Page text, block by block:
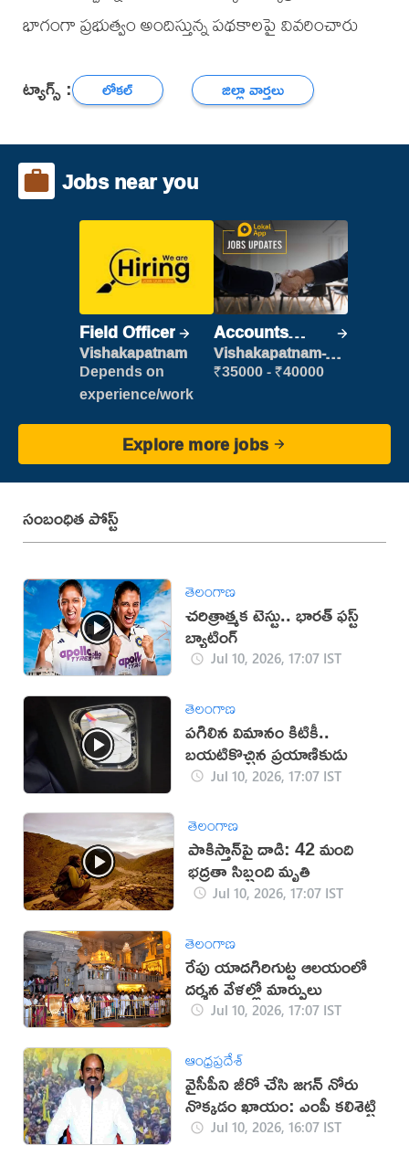
భాగంగా ప్రభుత్వం అందిస్తున్న పథకాలపై వివరించారు
ట్యాగ్స్ : లోకల్ జిల్లా వార్తలు
Jobs near you
Field Officer
Vishakapatnam
Depends on
experience/work
Accounts
Clerk
Vishakapatnam-
new
₹35000 - ₹40000
Explore more jobs
సంబంధిత పోస్ట్
తెలంగాణ
చరిత్రాత్మక టెస్టు.. భారత్‌ ఫస్ట్‌
బ్యాటింగ్‌
Jul 10, 2026, 17:07 IST
తెలంగాణ
పగిలిన విమానం కిటికీ..
బయటికొచ్చిన ప్రయాణికుడు
Jul 10, 2026, 17:07 IST
తెలంగాణ
పాకిస్తాన్‌పై దాడి: 42 మంది
భద్రతా సిబ్బంది మృతి
Jul 10, 2026, 17:07 IST
తెలంగాణ
రేపు యాదగిరిగుట్ట ఆలయంలో
దర్శన వేళల్లో మార్పులు
Jul 10, 2026, 17:07 IST
ఆంధ్రప్రదేశ్
వైసీపీని జీరో చేసి జగన్ నోరు
నొక్కడం ఖాయం: ఎంపీ కలిశెట్టి
Jul 10, 2026, 16:07 IST